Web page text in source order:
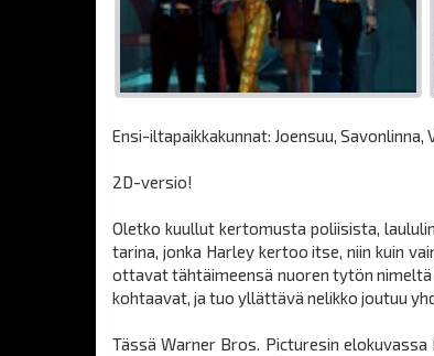
Ensi-iltapaikkakunnat: Joensuu, Savonlinna,
2D-versio!
Oletko kuullut kertomusta poliisista,
tarina, jonka Harley kertoo itse, niin kuin
ottavat tähtäimeensä nuoren tytön nimeltä
kohtaavat, ja tuo yllättävä nelikko joutuu
Tässä Warner Bros. Picturesin elokuvassa